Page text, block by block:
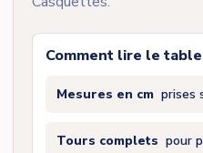
Comment lire le
Mesures en cm prises
Tours complets pour